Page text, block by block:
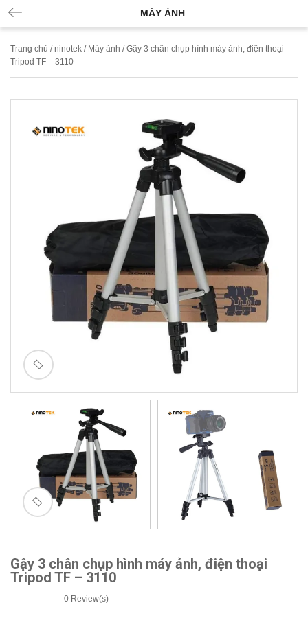
MÁY ẢNH
Trang chủ /ninotek / Máy ảnh / Gậy 3 chân chụp hình máy ảnh, điện thoại
Tripod TF – 3110
🔍
Gậy 3 chân chụp hình máy ảnh, điện thoại
Tripod TF – 3110
0 Review(s)